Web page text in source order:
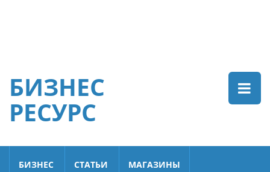
БИЗНЕС
РЕСУРС
БИЗНЕС СТАТЬИ МАГАЗИНЫ